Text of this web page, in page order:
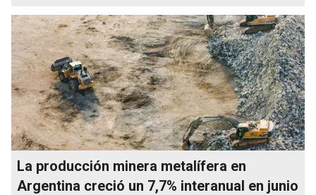
La producción minera metalífera en
Argentina creció un 7,7% interanual en junio